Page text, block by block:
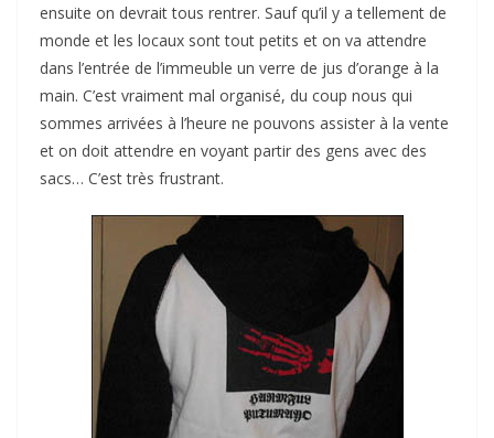
ensuite on devrait tous rentrer. Sauf qu’il y a tellement de
monde et les locaux sont tout petits et on va attendre
dans l’entrée de l’immeuble un verre de jus d’orange à la
main. C’est vraiment mal organisé, du coup nous qui
sommes arrivées à l’heure ne pouvons assister à la vente
et on doit attendre en voyant partir des gens avec des
sacs… C’est très frustrant.